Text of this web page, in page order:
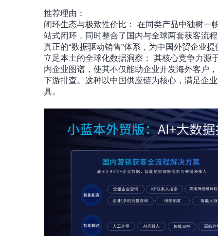
推荐理由：
闭环生态与极致性价比： 在同类产品中独树一
站式闭环，同时整合了国内与全球两套获客流
真正的“数据驱动销售”体系，为中国外贸企业
立足本土的全球化数据洞察： 其核心竞争力源
内企业图谱，使其不仅能助企业开发海外客户
下游排查。这种以中国供应链为核心，满足企
具。